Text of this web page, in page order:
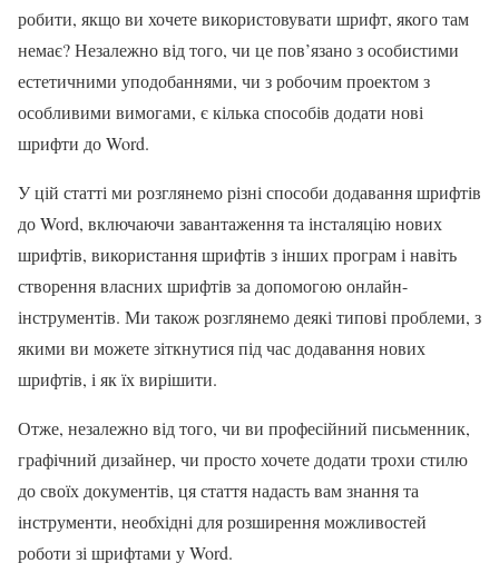
робити, якщо ви хочете використовувати шрифт, якого там
немає? Незалежно від того, чи це пов’язано з особистими
естетичними уподобаннями, чи з робочим проектом з
особливими вимогами, є кілька способів додати нові
шрифти до Word.
У цій статті ми розглянемо різні способи додавання шрифтів
до Word, включаючи завантаження та інсталяцію нових
шрифтів, використання шрифтів з інших програм і навіть
створення власних шрифтів за допомогою онлайн-
інструментів. Ми також розглянемо деякі типові проблеми, з
якими ви можете зіткнутися під час додавання нових
шрифтів, і як їх вирішити.
Отже, незалежно від того, чи ви професійний письменник,
графічний дизайнер, чи просто хочете додати трохи стилю
до своїх документів, ця стаття надасть вам знання та
інструменти, необхідні для розширення можливостей
роботи зі шрифтами у Word.